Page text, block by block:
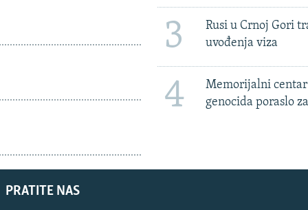
3
Rusi u Crnoj Gori
uvođenja viza
4
Memorijalni
genocida poraslo
PRATITE NAS